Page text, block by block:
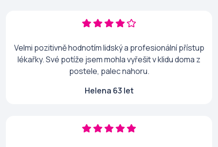
Velmi pozitivně hodnotím lidský a profesionální přístup
lékařky. Své potíže jsem mohla vyřešit v klidu doma z
postele, palec nahoru.
Helena 63 let